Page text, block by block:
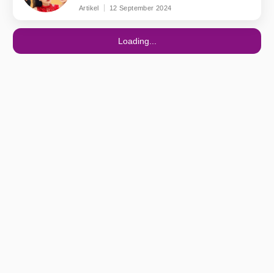
Artikel 12 September 2024
Loading...